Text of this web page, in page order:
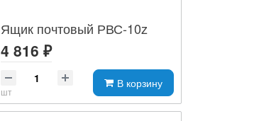
Ящик почтовый РВС-10z
4 816 ₽
шт
В корзину